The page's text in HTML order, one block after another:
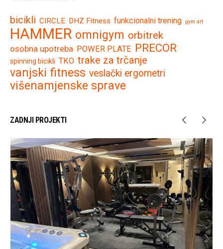
bicikli CIRCLE DHZ Fitness funkcionalni trening gym art
HAMMER omnigym orbitrek
osobna upotreba POWER PLATE PRECOR
spinning bicikli TKO trake za trčanje
vanjski fitness veslački ergometri
višenamjenske sprave
ZADNJI PROJEKTI